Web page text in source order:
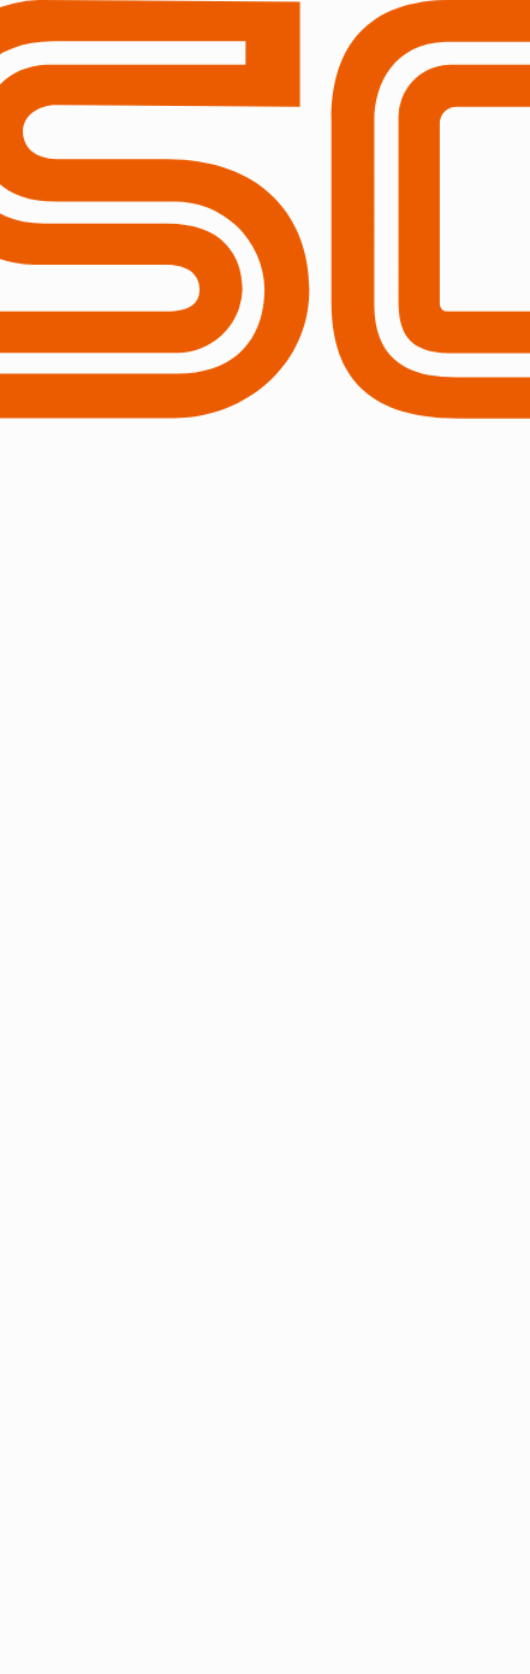
メイン
メイン
せにし、ともに成長し続ける
技術とフレキシブルなサービス
メイン